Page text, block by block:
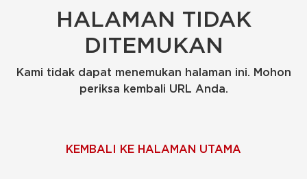
HALAMAN TIDAK
DITEMUKAN
Kami tidak dapat menemukan halaman ini. Mohon
periksa kembali URL Anda.
KEMBALI KE HALAMAN UTAMA